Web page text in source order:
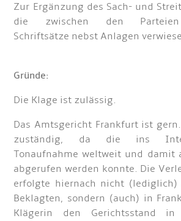
Zur Ergänzung des Sach- und
die zwischen den Parteien
Schriftsätze nebst Anlagen
Gründe:
Die Klage ist zulässig.
Das Amtsgericht Frankfurt ist
zuständig, da die ins
Tonaufnahme weltweit und damit
abgerufen werden konnte. Die
erfolgte hiernach nicht (lediglich)
Beklagten, sondern (auch) in
Klägerin den Gerichtsstand in